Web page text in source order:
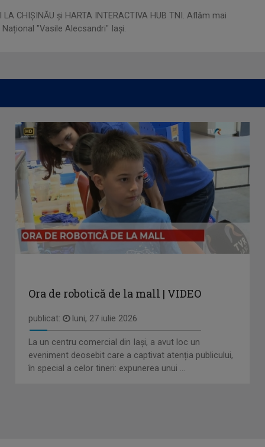
CHIȘINĂU și HARTA INTERACTIVA HUB TNI. Aflăm mai
"Vasile Alecsandri" Iași.​
Ora de robotică de la mall | VIDEO
publicat: luni, 27 iulie 2026
La un centru comercial din Iași, a avut loc un
eveniment deosebit care a captivat atenția publicului,
în special a celor tineri: expunerea unui ...